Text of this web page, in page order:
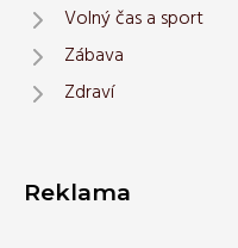
Volný čas a sport
Zábava
Zdraví
Reklama